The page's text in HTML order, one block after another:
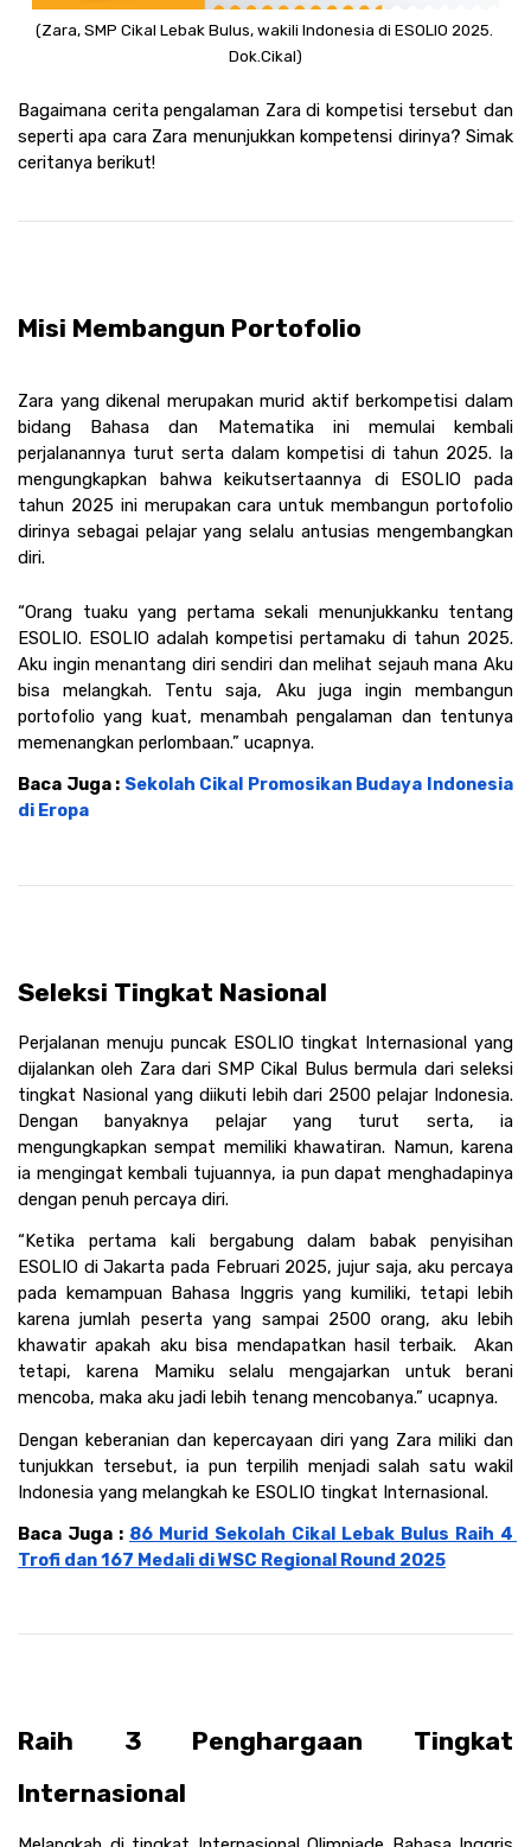
(Zara, SMP Cikal Lebak Bulus, wakili Indonesia di ESOLIO 2025.
Dok.Cikal)
Bagaimana cerita pengalaman Zara di kompetisi tersebut dan
seperti apa cara Zara menunjukkan kompetensi dirinya? Simak
ceritanya berikut!
Misi Membangun Portofolio
Zara yang dikenal merupakan murid aktif berkompetisi dalam
bidang Bahasa dan Matematika ini memulai kembali
perjalanannya turut serta dalam kompetisi di tahun 2025. Ia
mengungkapkan bahwa keikutsertaannya di ESOLIO pada
tahun 2025 ini merupakan cara untuk membangun portofolio
dirinya sebagai pelajar yang selalu antusias mengembangkan
diri.
“Orang tuaku yang pertama sekali menunjukkanku tentang
ESOLIO. ESOLIO adalah kompetisi pertamaku di tahun 2025.
Aku ingin menantang diri sendiri dan melihat sejauh mana Aku
bisa melangkah. Tentu saja, Aku juga ingin membangun
portofolio yang kuat, menambah pengalaman dan tentunya
memenangkan perlombaan.” ucapnya.
Baca Juga : Sekolah Cikal Promosikan Budaya Indonesia
di Eropa
Seleksi Tingkat Nasional
Perjalanan menuju puncak ESOLIO tingkat Internasional yang
dijalankan oleh Zara dari SMP Cikal Bulus bermula dari seleksi
tingkat Nasional yang diikuti lebih dari 2500 pelajar Indonesia.
Dengan banyaknya pelajar yang turut serta, ia
mengungkapkan sempat memiliki khawatiran. Namun, karena
ia mengingat kembali tujuannya, ia pun dapat menghadapinya
dengan penuh percaya diri.
“Ketika pertama kali bergabung dalam babak penyisihan
ESOLIO di Jakarta pada Februari 2025, jujur saja, aku percaya
pada kemampuan Bahasa Inggris yang kumiliki, tetapi lebih
karena jumlah peserta yang sampai 2500 orang, aku lebih
khawatir apakah aku bisa mendapatkan hasil terbaik.  Akan
tetapi, karena Mamiku selalu mengajarkan untuk berani
mencoba, maka aku jadi lebih tenang mencobanya.” ucapnya.
Dengan keberanian dan kepercayaan diri yang Zara miliki dan
tunjukkan tersebut, ia pun terpilih menjadi salah satu wakil
Indonesia yang melangkah ke ESOLIO tingkat Internasional.
Baca Juga : 86 Murid Sekolah Cikal Lebak Bulus Raih 4
Trofi dan 167 Medali di WSC Regional Round 2025
Raih 3 Penghargaan Tingkat
Internasional